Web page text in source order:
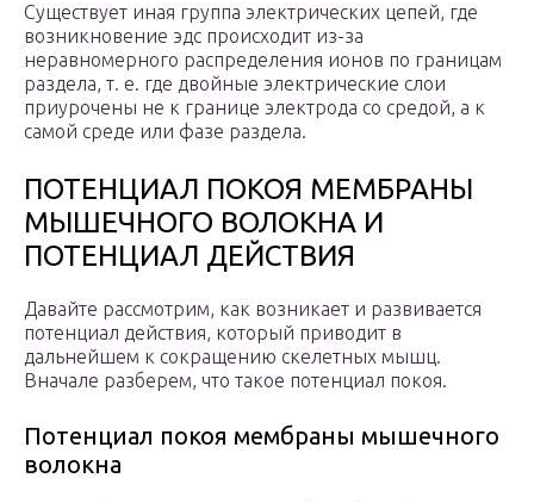
Существует иная группа электрических цепей, где
возникновение эдс происходит из-за
неравномерного распределения ионов по границам
раздела, т. е. где двойные электрические слои
приурочены не к границе электрода со средой, а к
самой среде или фазе раздела.
ПОТЕНЦИАЛ ПОКОЯ МЕМБРАНЫ
МЫШЕЧНОГО ВОЛОКНА И
ПОТЕНЦИАЛ ДЕЙСТВИЯ
Давайте рассмотрим, как возникает и развивается
потенциал действия, который приводит в
дальнейшем к сокращению скелетных мышц.
Вначале разберем, что такое потенциал покоя.
Потенциал покоя мембраны мышечного
волокна